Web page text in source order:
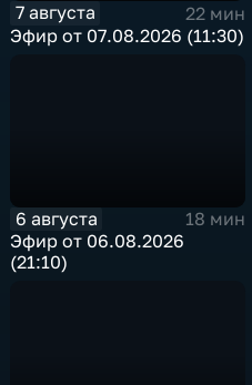
7 августа
22 мин
Эфир от 07.08.2026 (11:30)
6 августа
18 мин
Эфир от 06.08.2026
(21:10)